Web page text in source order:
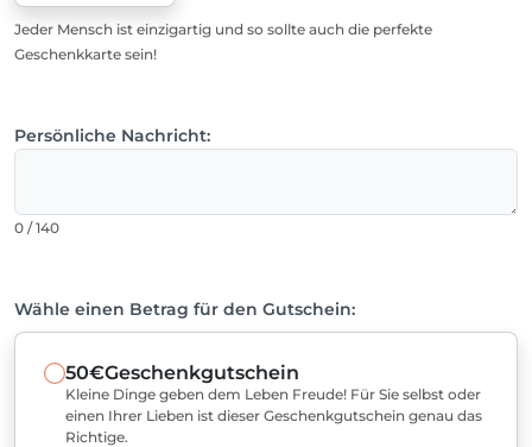
Jeder Mensch ist einzigartig und so sollte auch die perfekte
Geschenkkarte sein!
Persönliche Nachricht:
0 / 140
Wähle einen Betrag für den Gutschein:
50€Geschenkgutschein
Kleine Dinge geben dem Leben Freude! Für Sie selbst oder
einen Ihrer Lieben ist dieser Geschenkgutschein genau das
Richtige.